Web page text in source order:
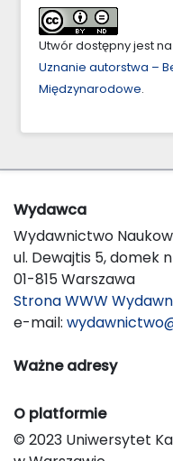
Utwór dostępny jest
Uznanie autorstwa –
Międzynarodowe.
Wydawca
Wydawnictwo
ul. Dewajtis 5, domek
01-815 Warszawa
Strona WWW
e-mail:
Ważne adresy
O platformie
© 2023 Uniwersytet